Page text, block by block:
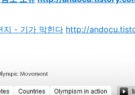
지 - 기가 막힌다 http://